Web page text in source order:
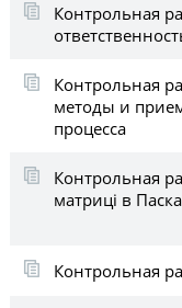
Контрольная
Контрольная
методы и
процесса
Контрольная
матриці в
Контрольная